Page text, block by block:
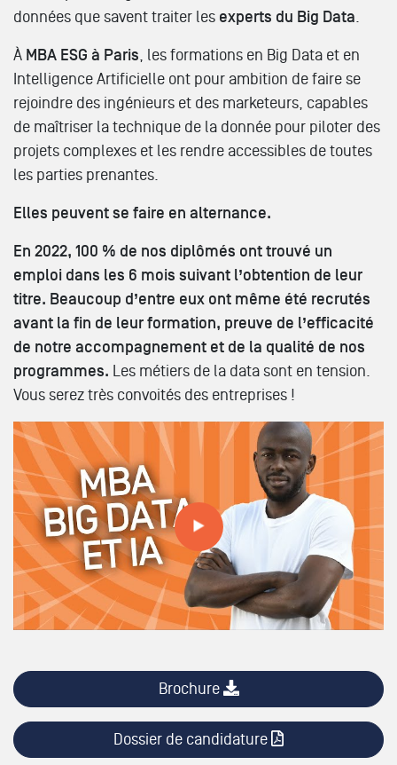
données que savent traiter les experts du Big Data.
À MBA ESG à Paris, les formations en Big Data et en
Intelligence Artificielle ont pour ambition de faire se
rejoindre des ingénieurs et des marketeurs, capables
de maîtriser la technique de la donnée pour piloter des
projets complexes et les rendre accessibles de toutes
les parties prenantes.
Elles peuvent se faire en alternance.
En 2022, 100 % de nos diplômés ont trouvé un
emploi dans les 6 mois suivant l’obtention de leur
titre. Beaucoup d’entre eux ont même été recrutés
avant la fin de leur formation, preuve de l’efficacité
de notre accompagnement et de la qualité de nos
programmes. Les métiers de la data sont en tension.
Vous serez très convoités des entreprises !
Tout savoir sur les formations // MBA BIG DATA ET IA
Brochure
Dossier de candidature